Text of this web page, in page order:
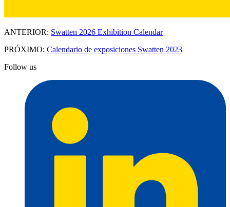
ANTERIOR: Swatten 2026 Exhibition Calendar
PRÓXIMO: Calendario de exposiciones Swatten 2023
Follow us